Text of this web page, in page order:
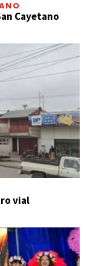
Cayetano
vial